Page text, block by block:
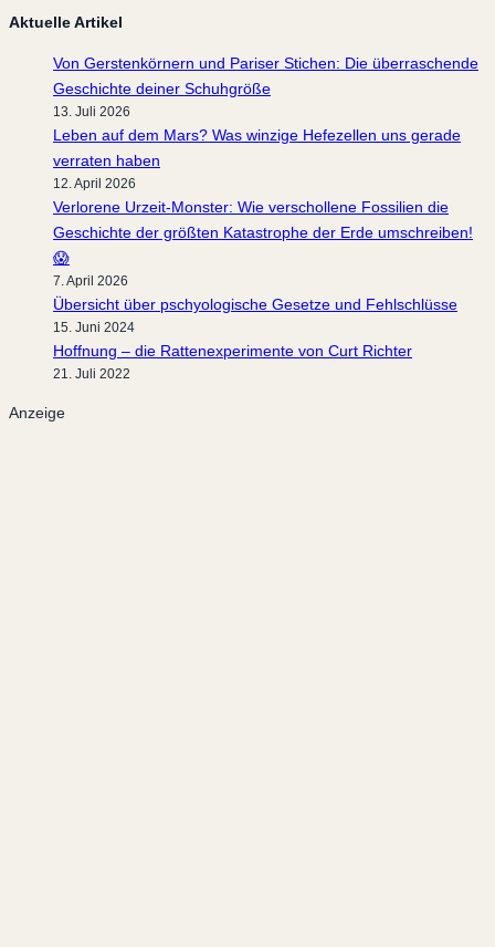
c
Aktuelle Artikel
Von Gerstenkörnern und Pariser Stichen: Die überraschende
Geschichte deiner Schuhgröße
13. Juli 2026
Leben auf dem Mars? Was winzige Hefezellen uns gerade
verraten haben
12. April 2026
Verlorene Urzeit-Monster: Wie verschollene Fossilien die
Geschichte der größten Katastrophe der Erde umschreiben!
😱
7. April 2026
Übersicht über pschyologische Gesetze und Fehlschlüsse
15. Juni 2024
Hoffnung – die Rattenexperimente von Curt Richter
21. Juli 2022
Anzeige